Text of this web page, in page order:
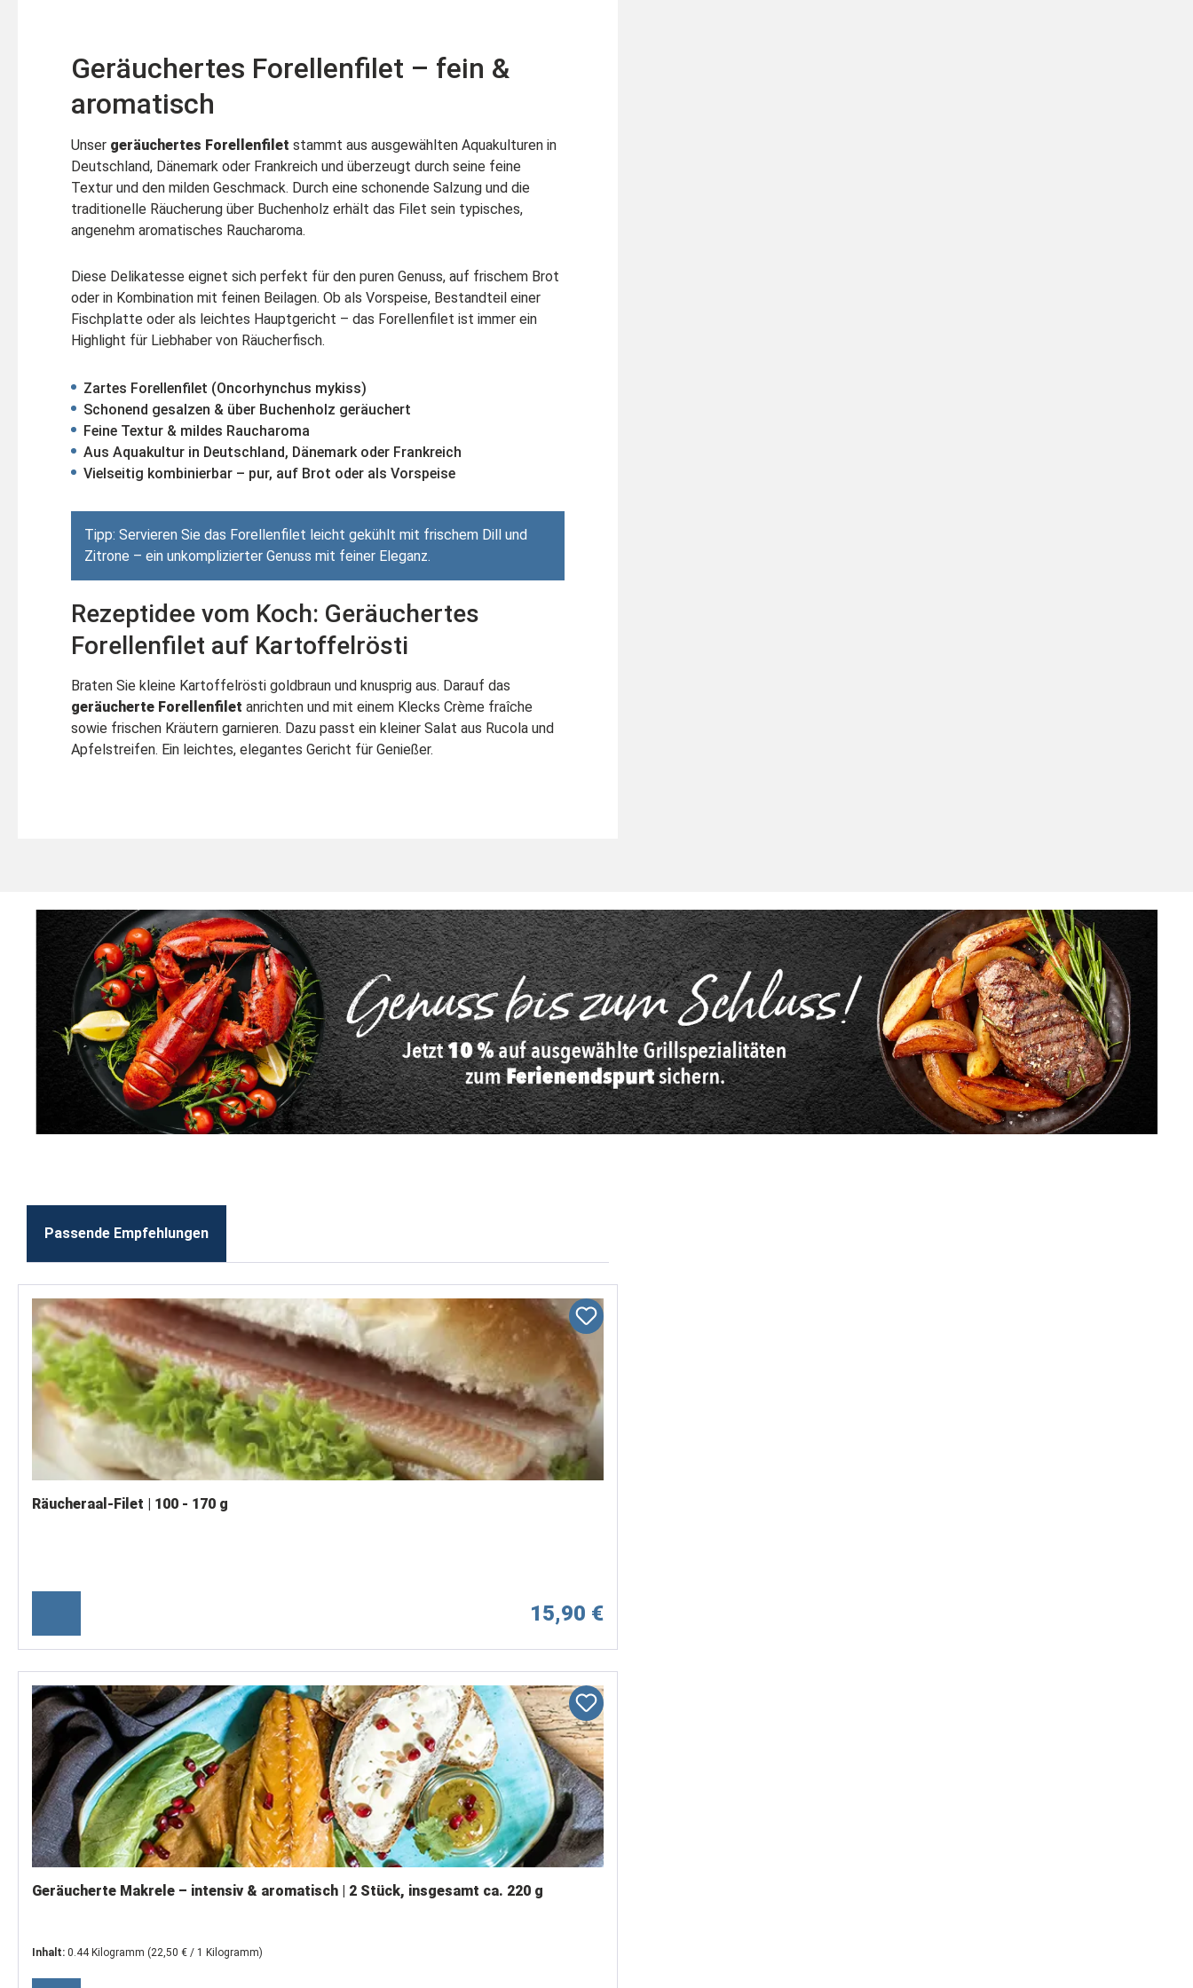
Geräuchertes Forellenfilet – fein &
aromatisch
Unser geräuchertes Forellenfilet stammt aus ausgewählten Aquakulturen in
Deutschland, Dänemark oder Frankreich und überzeugt durch seine feine
Textur und den milden Geschmack. Durch eine schonende Salzung und die
traditionelle Räucherung über Buchenholz erhält das Filet sein typisches,
angenehm aromatisches Raucharoma.
Diese Delikatesse eignet sich perfekt für den puren Genuss, auf frischem Brot
oder in Kombination mit feinen Beilagen. Ob als Vorspeise, Bestandteil einer
Fischplatte oder als leichtes Hauptgericht – das Forellenfilet ist immer ein
Highlight für Liebhaber von Räucherfisch.
Zartes Forellenfilet (Oncorhynchus mykiss)
Schonend gesalzen & über Buchenholz geräuchert
Feine Textur & mildes Raucharoma
Aus Aquakultur in Deutschland, Dänemark oder Frankreich
Vielseitig kombinierbar – pur, auf Brot oder als Vorspeise
Tipp: Servieren Sie das Forellenfilet leicht gekühlt mit frischem Dill und
Zitrone – ein unkomplizierter Genuss mit feiner Eleganz.
Rezeptidee vom Koch: Geräuchertes
Forellenfilet auf Kartoffelrösti
Braten Sie kleine Kartoffelrösti goldbraun und knusprig aus. Darauf das
geräucherte Forellenfilet anrichten und mit einem Klecks Crème fraîche
sowie frischen Kräutern garnieren. Dazu passt ein kleiner Salat aus Rucola und
Apfelstreifen. Ein leichtes, elegantes Gericht für Genießer.
Passende Empfehlungen
Räucheraal-Filet | 100 - 170 g
15,90 €
Geräucherte Makrele – intensiv & aromatisch | 2 Stück, insgesamt ca. 220 g
Inhalt: 0.44 Kilogramm (22,50 € / 1 Kilogramm)